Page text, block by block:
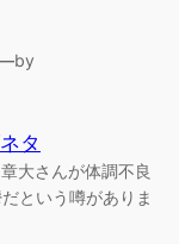
by
タ
大さんが体調不良
という噂がありま